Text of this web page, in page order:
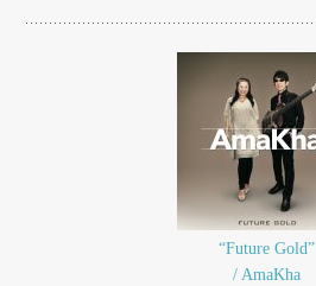
“Future Gold”
/ AmaKha